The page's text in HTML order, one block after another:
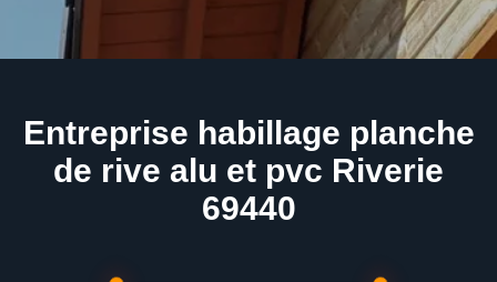
Entreprise habillage planche
de rive alu et pvc Riverie
69440